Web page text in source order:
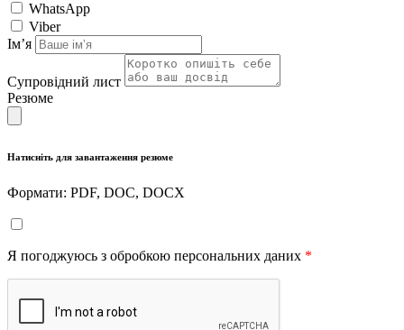
WhatsApp
Viber
Імʼя
Супровідний лист
Резюме
Натисніть для завантаження резюме
Формати: PDF, DOC, DOCX
Я погоджуюсь з обробкою персональних даних *